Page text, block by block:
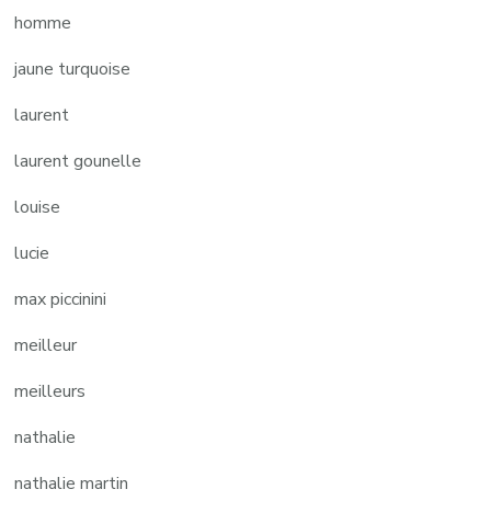
homme
jaune turquoise
laurent
laurent gounelle
louise
lucie
max piccinini
meilleur
meilleurs
nathalie
nathalie martin